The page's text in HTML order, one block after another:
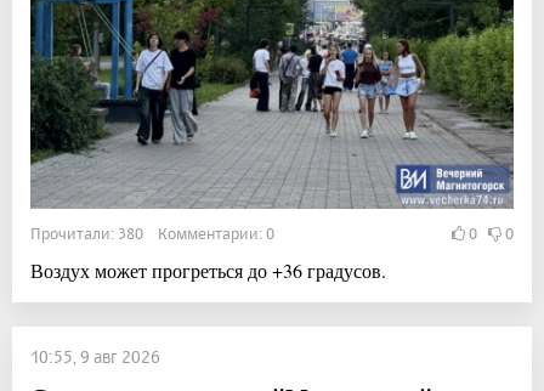
Прочитали: 380 Комментарии: 0 0 0
Воздух может прогреться до +36 градусов.
10:55, 9 авг 2026